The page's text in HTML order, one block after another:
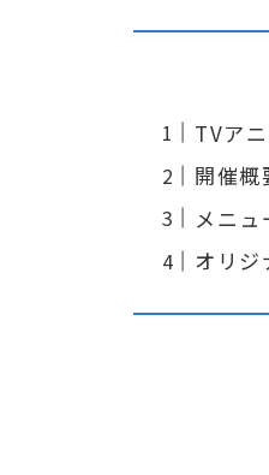
TVア
開催概
メニ
オリジ